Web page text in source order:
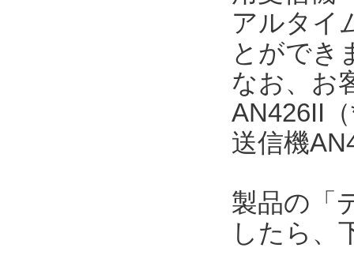
アルタイ
とができ
なお、お
AN426II
送信機
製品の「
したら、